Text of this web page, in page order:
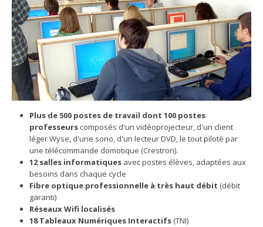
Plus de 500 postes de travail dont 100 postes
professeurs composés d'un vidéoprojecteur, d'un client
léger Wyse, d'une sono, d'un lecteur DVD, le tout piloté par
une télécommande domotique (Crestron).
12 salles informatiques avec postes élèves, adaptées aux
besoins dans chaque cycle
Fibre optique professionnelle à très haut débit (débit
garanti)
Réseaux Wifi localisés
18 Tableaux Numériques Interactifs (TNI)